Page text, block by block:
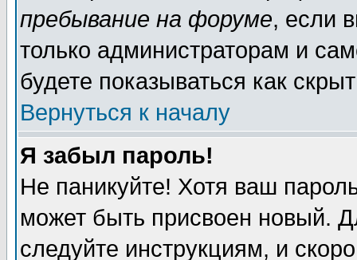
пребывание на форуме, если
только администраторам и
будете показываться как
Вернуться к началу
Я забыл пароль!
Не паникуйте! Хотя ваш
может быть присвоен новый.
следуйте инструкциям, и